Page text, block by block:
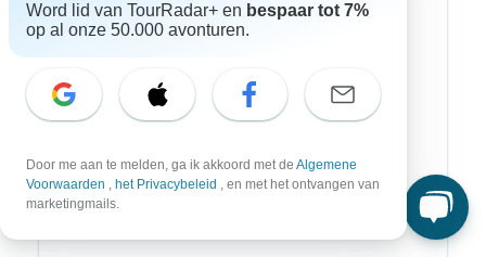
Mexico
USA
Word lid van TourRadar+ en bespaar tot 7%
op al onze 50.000 avonturen.
Door me aan te melden, ga ik akkoord met de Algemene
Voorwaarden , het Privacybeleid , en met het ontvangen van
marketingmails.